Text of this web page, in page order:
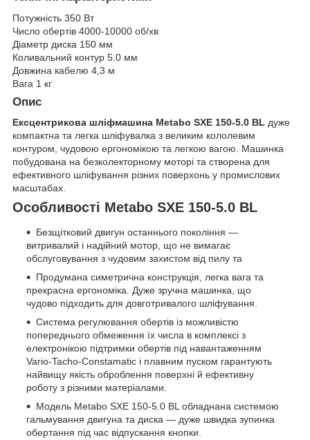
Потужність 350 Вт
Число обертів 4000-10000 об/хв
Діаметр диска 150 мм
Коливальний контур 5.0 мм
Довжина кабелю 4,3 м
Вага 1 кг
Опис
Ексцентрикова шліфмашина Metabo SXE 150-5.0 BL дуже
компактна та легка шліфувалка з великим кололевим
контуром, чудовою ергономікою та легкою вагою. Машинка
побудована на безколекторному моторі та створена для
ефективного шліфування різних поверхонь у промислових
масштабах.
Особливості Metabo SXE 150-5.0 BL
Безщітковий двигун останнього покоління —
витривалий і надійний мотор, що не вимагає
обслуговування з чудовим захистом від пилу та
Продумана симетрична конструкція, легка вага та
прекрасна ергономіка. Дуже зручна машинка, що
чудово підходить для довготривалого шліфування.
Система регулювання обертів із можливістю
попереднього обмеження їх числа в комплексі з
електронікою підтримки обертів під навантаженням
Vario-Tacho-Constamatic і плавним пуском гарантують
найвищу якість оброблення поверхні й ефективну
роботу з різними матеріалами.
Модель Metabo SXE 150-5.0 BL обладнана системою
гальмування двигуна та диска — дуже швидка зупинка
обертання під час відпускання кнопки.